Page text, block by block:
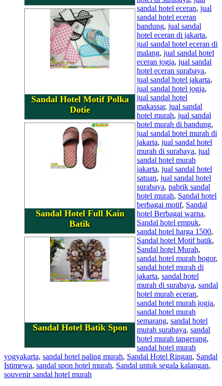
Sandal Hotel Motif Polka
Dotie
Sandal Hotel Full Kain
Batik
Sandal Hotel Batik Spon
sandal hotel eceran, jual
sandal hotel eceran
bandung, jual sandal
hotel eceran di jakarta,
jual sandal hotel eceran di
malang, jual sandal hotel
eceran jogja, jual sandal
hotel eceran surabaya,
jual sandal hotel jakarta,
jual sandal hotel jogja,
jual sandal hotel
makassar, jual sandal
hotel murah, jual sandal
hotel murah di bandung,
jual sandal hotel murah di
jakarta, jual sandal hotel
murah di surabaya, jual
sandal hotel murah
jakarta, jual sandal hotel
satuan, jual sandal hotel
surabaya, pabrik sandal
hotel murah, Sandal hotel
berbagai motif, Sandal
hotel Berbagai warna,
Sandal hotel empuk,
sandal hotel harga 1500,
Sandal hotel Motif batik,
Sandal hotel Murah,
sandal hotel murah bogor,
sandal hotel murah di
jakarta, sandal hotel
murah di surabaya, sandal
hotel murah eceran,
sandal hotel murah jogja,
sandal hotel murah
semarang, sandal hotel
murah surabaya, sandal
hotel murah tangerang,
sandal hotel murah
yogyakarta, sandal hotel paling murah, Sandal Hotel Ringan, Sandal
Istimewa, sandal spon hotel murah, Sandal untuk segala kalangan,
souvenir sandal hotel murah